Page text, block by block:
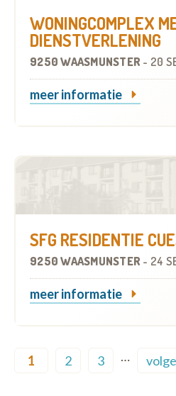
WONINGCOMPLEX
DIENSTVERLENING
9250 WAASMUNSTER - 20
meer informatie
SFG RESIDENTIE
9250 WAASMUNSTER - 24
meer informatie
1 2 3
…